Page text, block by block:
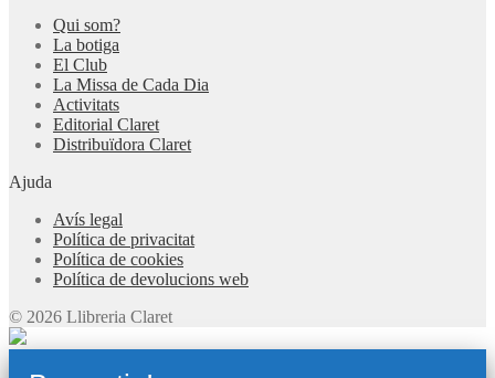
Qui som?
La botiga
El Club
La Missa de Cada Dia
Activitats
Editorial Claret
Distribuïdora Claret
Ajuda
Avís legal
Política de privacitat
Política de cookies
Política de devolucions web
© 2026 Llibreria Claret